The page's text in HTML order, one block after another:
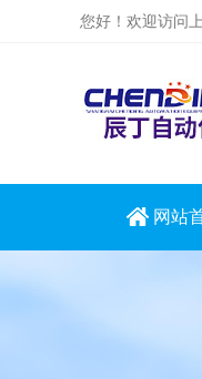
您好！欢迎访问
网站